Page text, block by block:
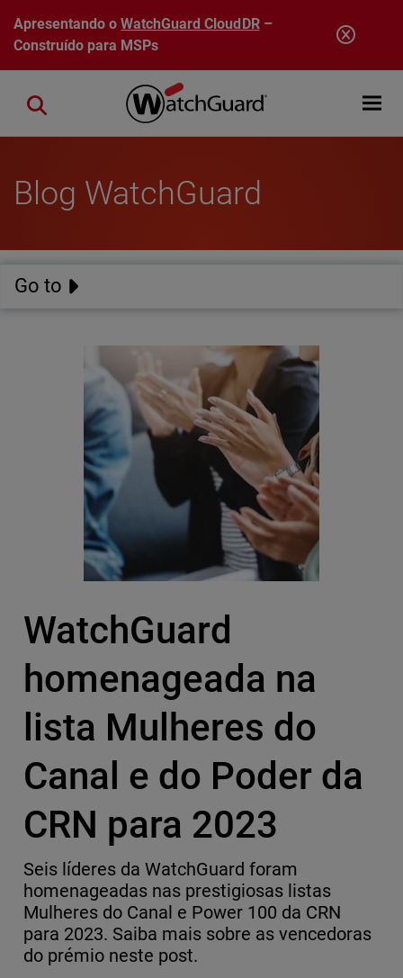
Pular para o conteúdo principal
Apresentando oWatchGuard CloudDR–
Construído para MSPs
Open
Close search
Blog WatchGuard
Go to
WatchGuard
homenageada na
lista Mulheres do
Canal e do Poder da
CRN para 2023
Seis líderes da WatchGuard foram
homenageadas nas prestigiosas listas
Mulheres do Canal e Power 100 da CRN
para 2023. Saiba mais sobre as vencedoras
do prémio neste post.